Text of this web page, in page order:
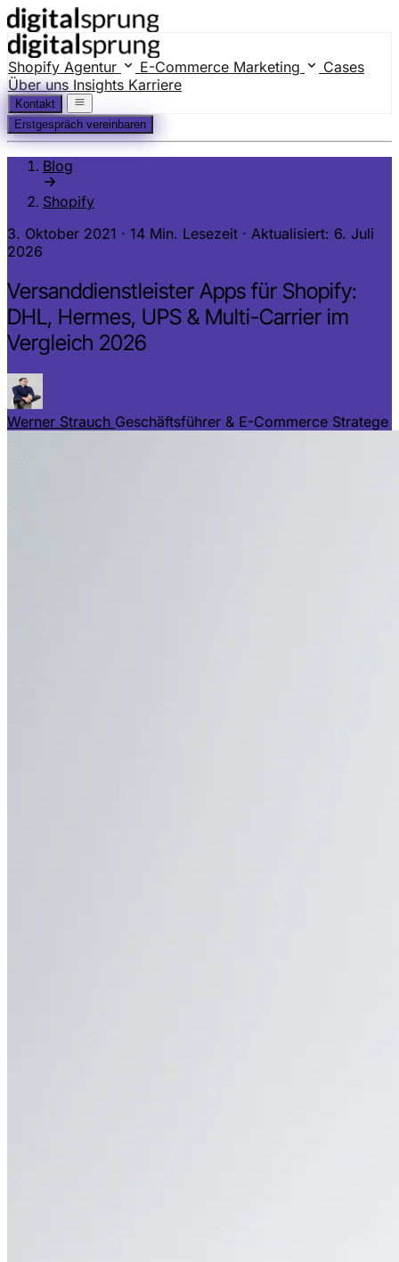
Shopify Agentur E-Commerce Marketing
Cases
Über uns Insights Karriere
Kontakt
Erstgespräch vereinbaren
Blog
Shopify
3. Oktober 2021 · 14 Min. Lesezeit · Aktualisiert: 6. Juli
2026
Versanddienstleister Apps für Shopify:
DHL, Hermes, UPS & Multi-Carrier im
Vergleich 2026
Werner Strauch Geschäftsführer & E-Commerce Stratege